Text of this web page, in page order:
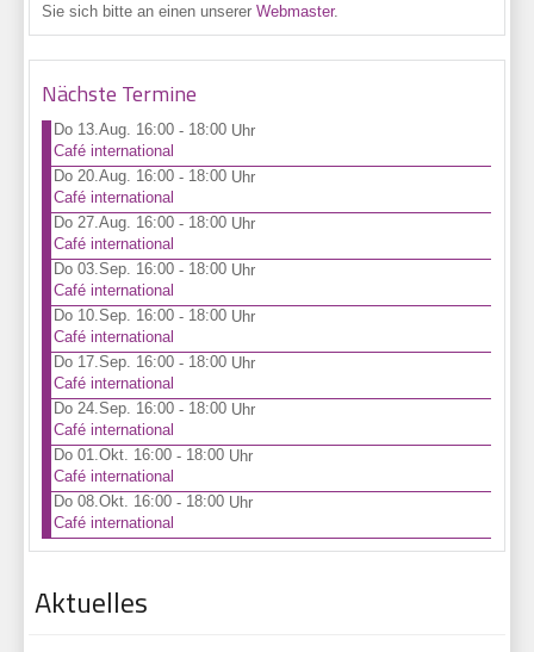
Sie sich bitte an einen unsererWebmaster.
Nächste Termine
Do 13.Aug. 16:00 - 18:00 Uhr
Café international
Do 20.Aug. 16:00 - 18:00 Uhr
Café international
Do 27.Aug. 16:00 - 18:00 Uhr
Café international
Do 03.Sep. 16:00 - 18:00 Uhr
Café international
Do 10.Sep. 16:00 - 18:00 Uhr
Café international
Do 17.Sep. 16:00 - 18:00 Uhr
Café international
Do 24.Sep. 16:00 - 18:00 Uhr
Café international
Do 01.Okt. 16:00 - 18:00 Uhr
Café international
Do 08.Okt. 16:00 - 18:00 Uhr
Café international
Aktuelles